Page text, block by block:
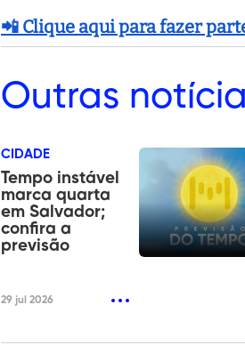
📲 Clique aqui para fazer
Outras
CIDADE
Tempo instável
marca quarta
em Salvador;
confira a
previsão
29 jul 2026